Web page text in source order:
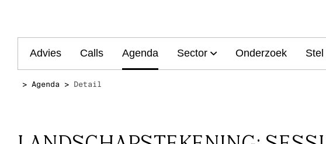
Advies Calls Agenda Sector Onderzoek Stel
Agenda Detail